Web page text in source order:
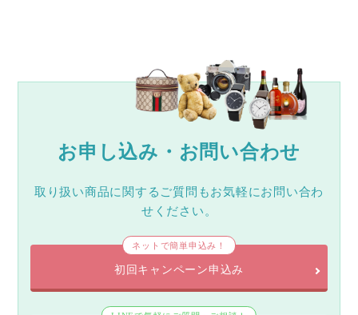
お申し込み・お問い合わせ
取り扱い商品に関するご質問もお気軽にお問い合わ
せください。
ネットで簡単申込み！
初回キャンペーン申込み